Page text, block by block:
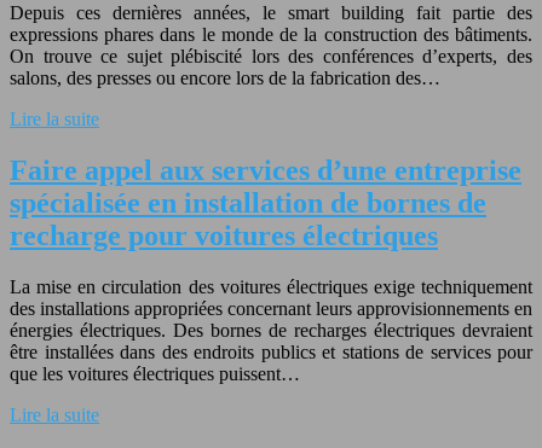
Depuis ces dernières années, le smart building fait partie des
expressions phares dans le monde de la construction des bâtiments.
On trouve ce sujet plébiscité lors des conférences d’experts, des
salons, des presses ou encore lors de la fabrication des…
Lire la suite
Faire appel aux services d’une entreprise
spécialisée en installation de bornes de
recharge pour voitures électriques
La mise en circulation des voitures électriques exige techniquement
des installations appropriées concernant leurs approvisionnements en
énergies électriques. Des bornes de recharges électriques devraient
être installées dans des endroits publics et stations de services pour
que les voitures électriques puissent…
Lire la suite